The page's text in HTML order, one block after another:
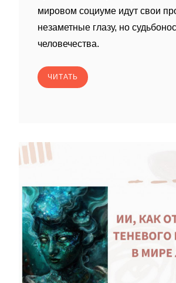
мировом социуме идут свои
незаметные глазу, но
человечества.
ЧИТАТЬ